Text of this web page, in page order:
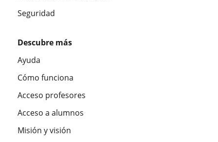
Seguridad
Descubre más
Ayuda
Cómo funciona
Acceso profesores
Acceso a alumnos
Misión y visión